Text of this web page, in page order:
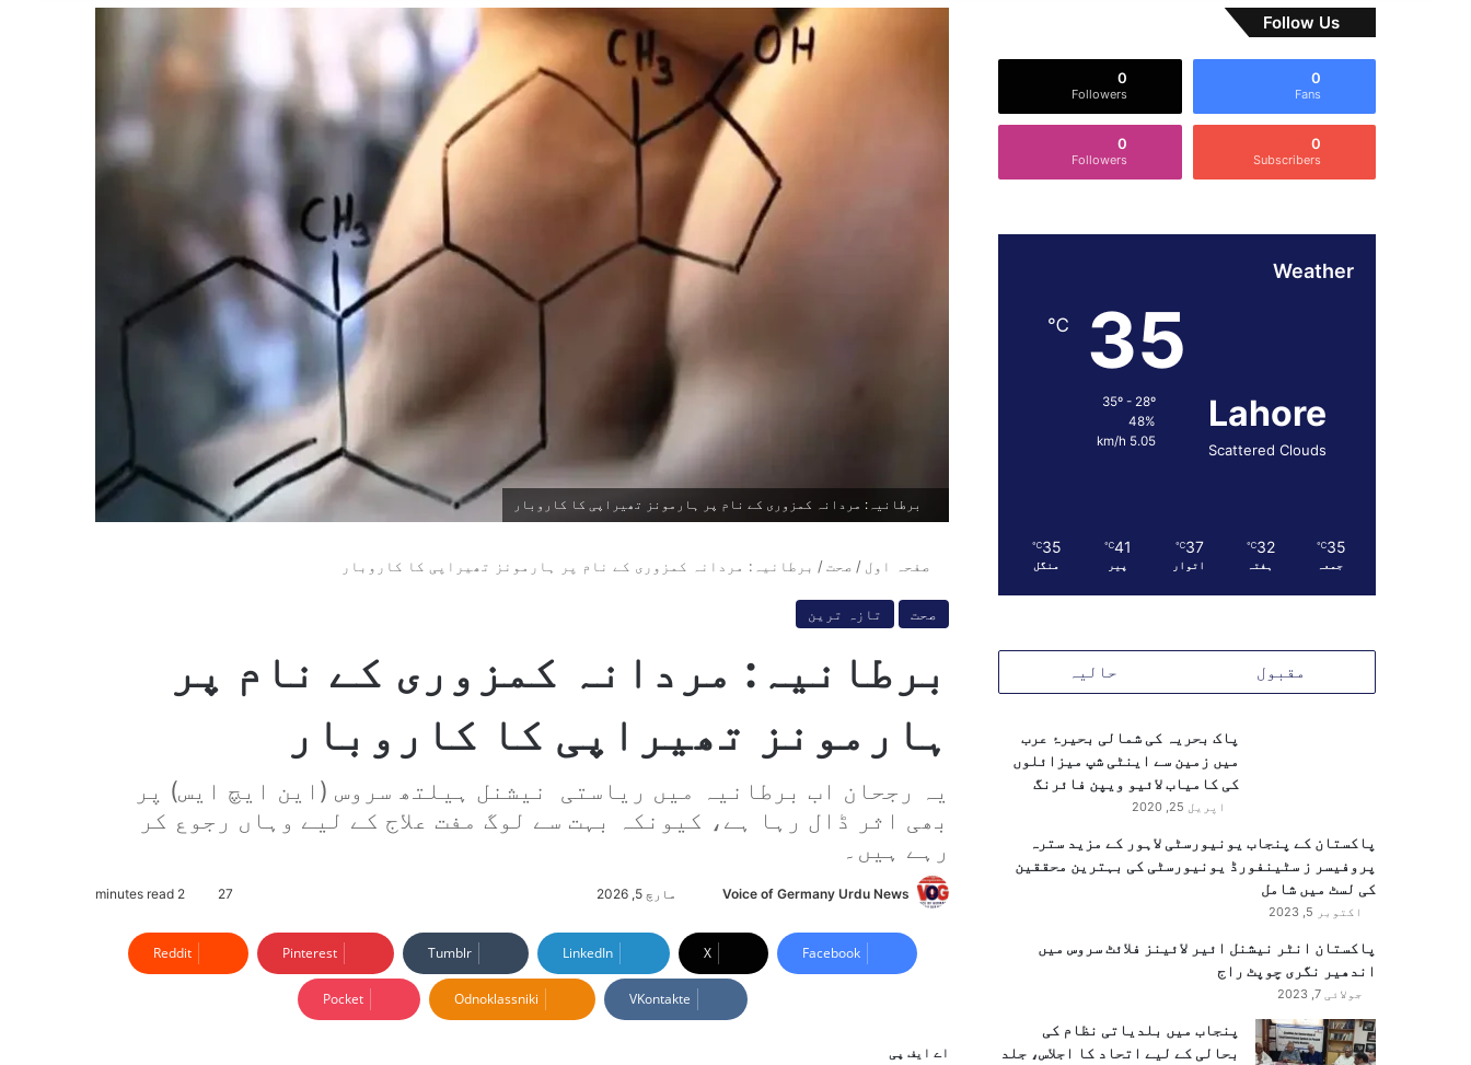
برطانیہ: مردانہ کمزوری کے نام پر ہارمونز تھیراپی کا کاروبار
صفحہ اول / صحت/ برطانیہ: مردانہ کمزوری کے نام پر ہارمونز تھیراپی کا کاروبار
صحت تازہ ترین
برطانیہ: مردانہ کمزوری کے نام پر
ہارمونز تھیراپی کا کاروبار
یہ رجحان اب برطانیہ میں ریاستی نیشنل ہیلتھ سروس (این ایچ ایس) پر
بھی اثر ڈال رہا ہے، کیونکہ بہت سے لوگ مفت علاج کے لیے وہاں رجوع کر
رہے ہیں۔
Voice of Germany Urdu News
n
d
n
مارچ 5, 2026 27
Facebook
X
LinkedIn
Tumblr
Pinterest
Reddit
VKontakte
Odnoklassniki
Pocket
اے ایف پی
Follow Us
0
Fans
0
Followers
0
Subscribers
0
Followers
Weather
Lahore
Scattered Clouds
35
℃
48%
5.05 km/h
35
℃
جمعہ
32
℃
ہفتہ
37
℃
اتوار
41
℃
پیر
35
℃
منگل
مقبول حالیہ
پاک بحریہ کی شمالی بحیرۂ عرب
میں زمین سے اینٹی شپ میزائلوں
کی کامیاب لائیو ویپن فائرنگ
اپریل 25, 2020
پاکستان کے پنجاب یونیورسٹی لاہور کے مزید سترہ
پروفیسر ز سٹینفورڈ یونیورسٹی کی بہترین محققین
کی لسٹ میں شامل
اکتوبر 5, 2023
پاکستان انٹر نیشنل ائیر لائینز فلائٹ سروس میں
اندھیر نگری چوپٹ راج
جولائی 7, 2023
پنجاب میں بلدیاتی نظام کی
بحالی کے لیے اتحاد کا اجلاس، جلد